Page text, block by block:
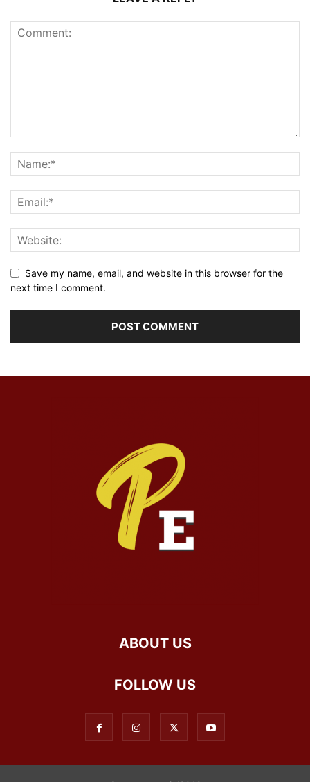
Save my name, email, and website in this browser for the
next time I comment.
ABOUT US
FOLLOW US